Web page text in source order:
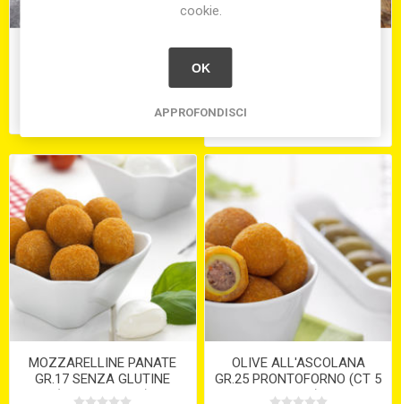
IMPANATA DI TACCHINO E
MOZZARELLINE PANATE
GR.17 SENZA GLUTINE
(VEGETARIANE)
OLIVE ALL'ASCOLANA
GR.25 PRONTOFORNO (CT 5
X KG.1)
cookie.
OK
APPROFONDISCI